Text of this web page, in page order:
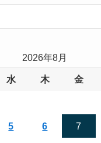
2026年8月
水 木 金
5 6 7